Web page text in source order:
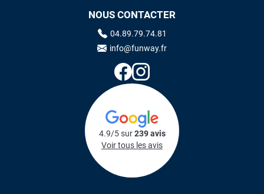
NOUS CONTACTER
04.89.79.74.81
info@funway.fr
4.9/5 sur239 avis
Voir tous les avis